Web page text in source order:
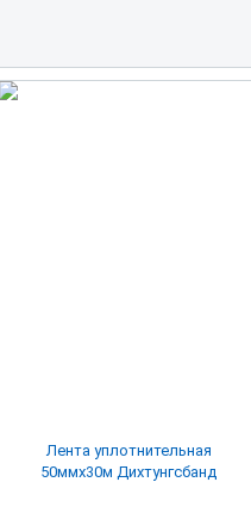
Лента уплотнительная
50ммх30м Дихтунгсбанд